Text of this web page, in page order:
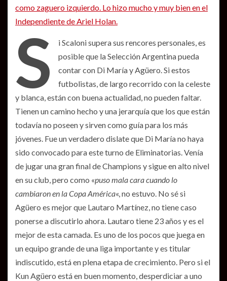
como zaguero izquierdo. Lo hizo mucho y muy bien en el
Independiente de Ariel Holan.
S
i Scaloni supera sus rencores personales, es
posible que la Selección Argentina pueda
contar con Di María y Agüero. Si estos
futbolistas, de largo recorrido con la celeste
y blanca, están con buena actualidad, no pueden faltar.
Tienen un camino hecho y una jerarquía que los que están
todavía no poseen y sirven como guía para los más
jóvenes. Fue un verdadero dislate que Di María no haya
sido convocado para este turno de Eliminatorias. Venía
de jugar una gran final de Champions y sigue en alto nivel
en su club, pero como «puso mala cara cuando lo
cambiaron en la Copa América«, no estuvo. No sé si
Agüero es mejor que Lautaro Martínez, no tiene caso
ponerse a discutirlo ahora. Lautaro tiene 23 años y es el
mejor de esta camada. Es uno de los pocos que juega en
un equipo grande de una liga importante y es titular
indiscutido, está en plena etapa de crecimiento. Pero si el
Kun Agüero está en buen momento, desperdiciar a uno